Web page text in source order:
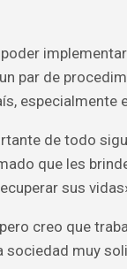
par de
especialmente
de todo
que les
sus
creo que
sociedad muy